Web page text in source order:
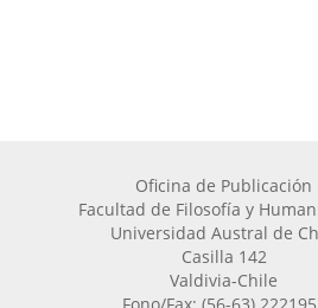
Oficina de Publicación
Facultad de Filosofía y
Universidad Austral de
Casilla 142
Valdivia-Chile